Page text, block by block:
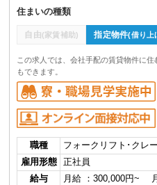
住まいの種類
自由(家賃補助) 指定物件(借り上
この求人では、会社手配の賃貸物件に
もできます。
職種
フォークリフト･クレ
雇用形態
正社員
給与
月給 ：300,000円~